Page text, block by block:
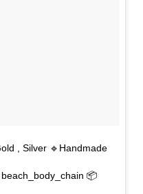
, Silver 🔹Handmade
beach_body_chain 📦